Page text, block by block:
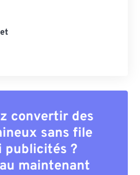
convertir des
sans file
publicités ?
maintenant